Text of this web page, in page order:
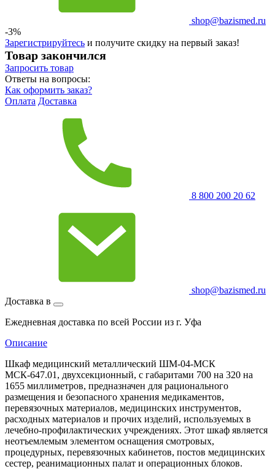
shop@bazismed.ru
-3%
Зарегистрируйтесь и получите скидку на первый заказ!
Товар закончился
Запросить товар
Ответы на вопросы:
Как оформить заказ?
Оплата Доставка
8 800 200 20 62
shop@bazismed.ru
Доставка в
Ежедневная доставка по всей России из г. Уфа
Описание
Шкаф медицинский металлический ШМ-04-МСК
МСК-647.01, двухсекционный, с габаритами 700 на 320 на
1655 миллиметров, предназначен для рационального
размещения и безопасного хранения медикаментов,
перевязочных материалов, медицинских инструментов,
расходных материалов и прочих изделий, используемых в
лечебно-профилактических учреждениях. Этот шкаф является
неотъемлемым элементом оснащения смотровых,
процедурных, перевязочных кабинетов, постов медицинских
сестер, реанимационных палат и операционных блоков.